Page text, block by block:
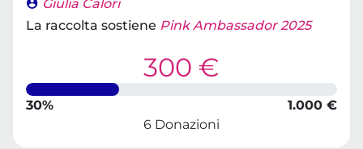
Giulia Calori
La raccolta sostiene Pink Ambassador 2025
300 €
30%
1.000 €
6 Donazioni